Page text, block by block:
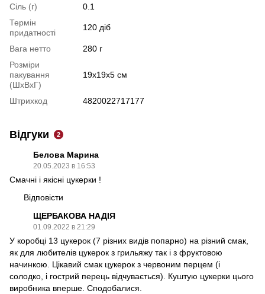
Сіль (г)
0.1
Термін
придатності
120 діб
Вага нетто
280 г
Розміри
пакування
(ШхВхГ)
19х19х5 см
Штрихкод 4820022717177
Відгуки 2
Белова Марина
20.05.2023 в 16:53
Смачні і якісні цукерки !
Відповісти
ЩЕРБАКОВА НАДІЯ
01.09.2022 в 21:29
У коробці 13 цукерок (7 різних видів попарно) на різний смак,
як для любителів цукерок з грильяжу так і з фруктовою
начинкою. Цікавий смак цукерок з червоним перцем (і
солодко, і гострий перець відчувається). Куштую цукерки цього
виробника вперше. Сподобалися.